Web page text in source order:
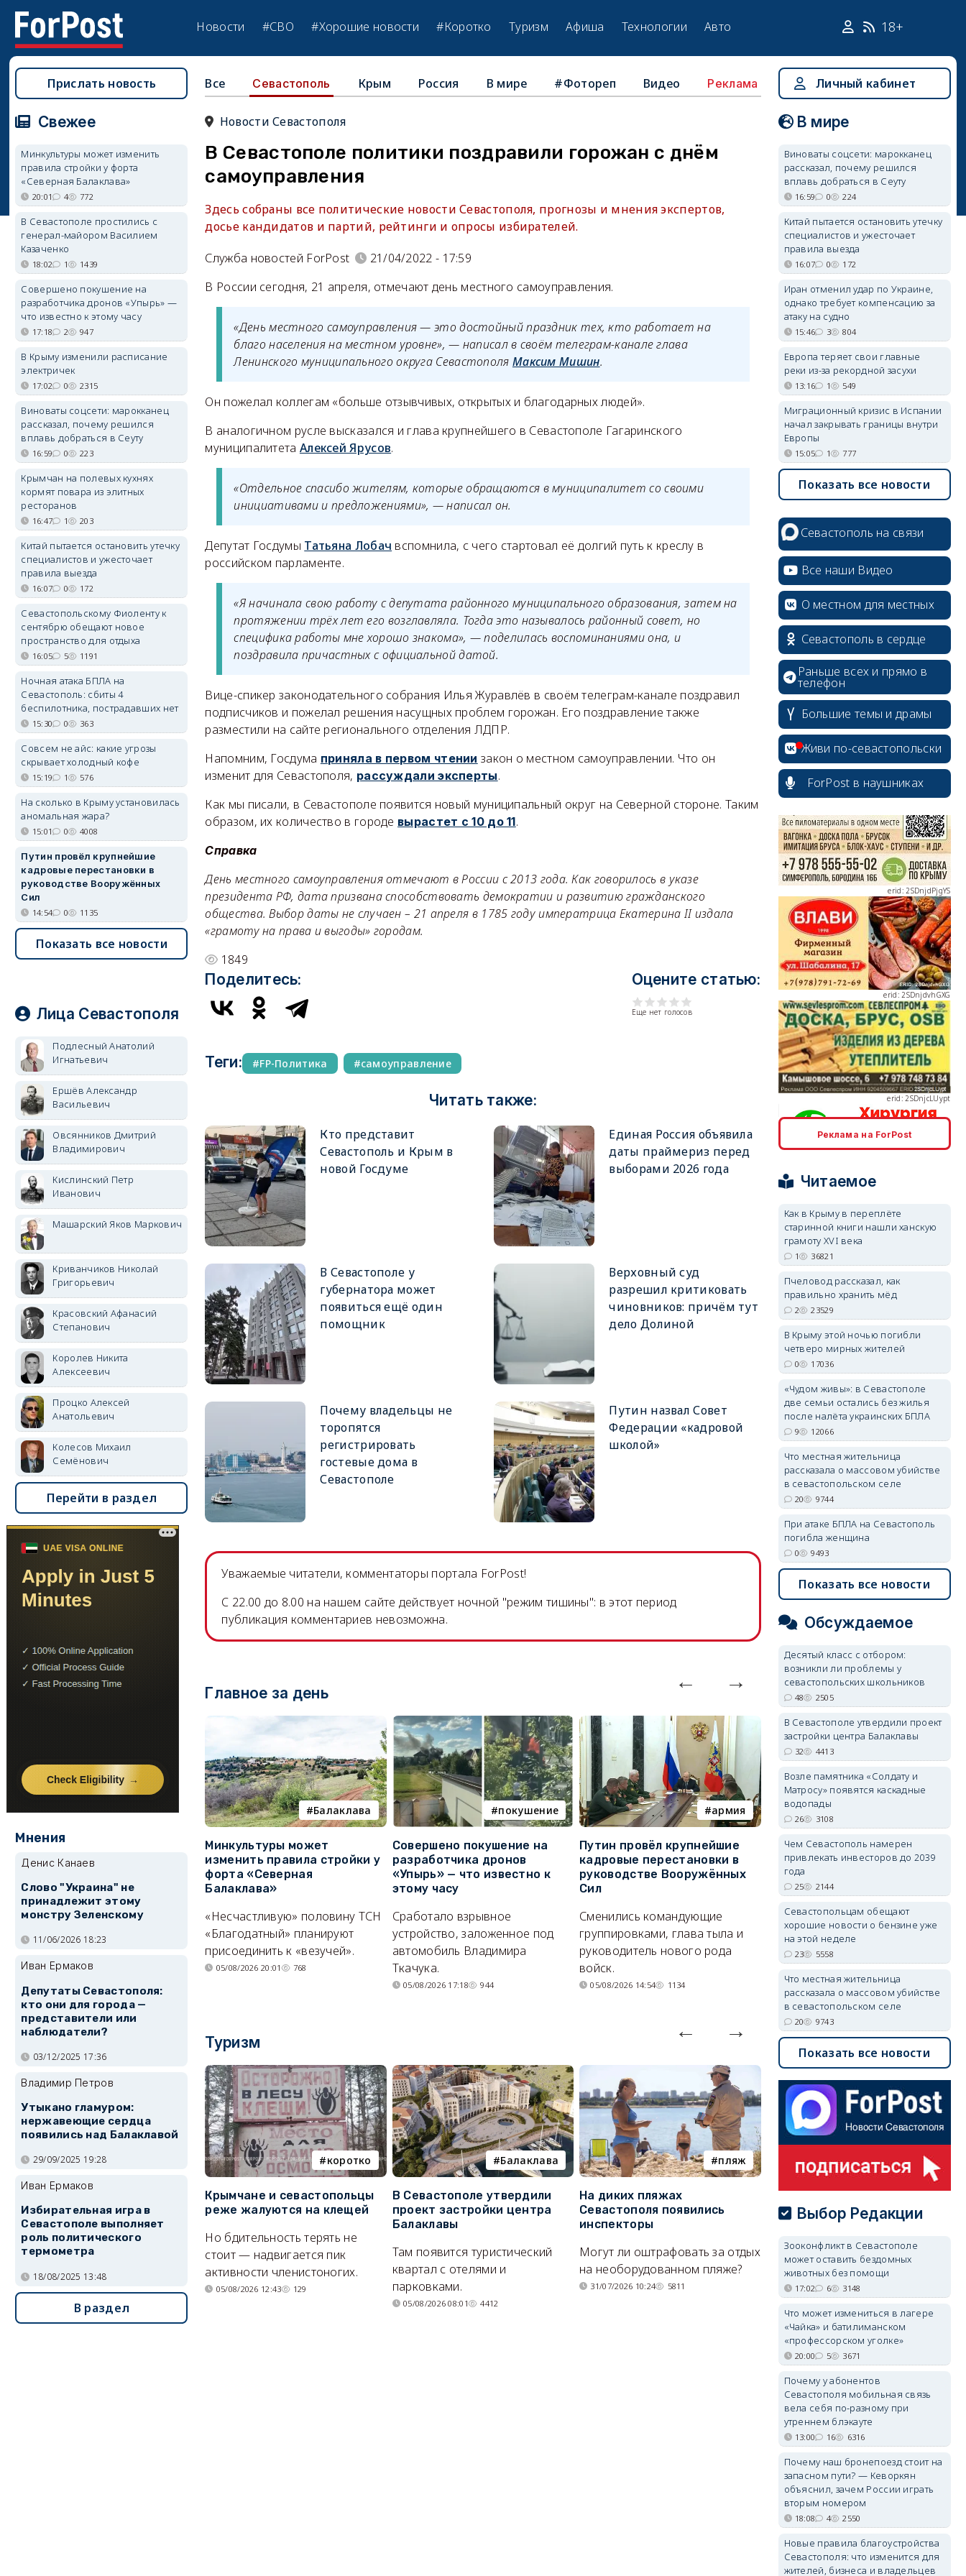
Новости #СВО #Хорошие новости #Коротко Туризм Афиша Технологии Авто 18+
Все Севастополь Крым Россия В мире #Фотореп Видео Реклама
Новости Севастополя
В Севастополе политики поздравили горожан с днём
самоуправления
Здесь собраны все политические новости Севастополя, прогнозы и мнения экспертов,
досье кандидатов и партий, рейтинги и опросы избирателей.
Служба новостей ForPost
21/04/2022 - 17:59
В России сегодня, 21 апреля, отмечают день местного самоуправления.
«День местного самоуправления — это достойный праздник тех, кто работает на
благо населения на местном уровне», — написал в своём телеграм-канале глава
Ленинского муниципального округа Севастополя Максим Мишин.
Он пожелал коллегам «больше отзывчивых, открытых и благодарных людей».
В аналогичном русле высказался и глава крупнейшего в Севастополе Гагаринского
муниципалитета Алексей Ярусов.
«Отдельное спасибо жителям, которые обращаются в муниципалитет со своими
инициативами и предложениями», — написал он.
Депутат Госдумы Татьяна Лобач вспомнила, с чего стартовал её долгий путь к креслу в
российском парламенте.
«Я начинала свою работу с депутата районного муниципального образования, затем на
протяжении трёх лет его возглавляла. Тогда это называлось районный совет, но
специфика работы мне хорошо знакома», — поделилась воспоминаниями она, и
поздравила причастных с официальной датой.
Вице-спикер законодательного собрания Илья Журавлёв в своём телеграм-канале поздравил
подписчиков и пожелал решения насущных проблем горожан. Его поздравление также
разместили на сайте регионального отделения ЛДПР.
Напомним, Госдума приняла в первом чтении закон о местном самоуправлении. Что он
изменит для Севастополя, рассуждали эксперты.
Как мы писали, в Севастополе появится новый муниципальный округ на Северной стороне. Таким
образом, их количество в городе вырастет с 10 до 11.
Справка
День местного самоуправления отмечают в России с 2013 года. Как говорилось в указе
президента РФ, дата призвана способствовать демократии и развитию гражданского
общества. Выбор даты не случаен – 21 апреля в 1785 году императрица Екатерина II издала
«грамоту на права и выгоды» городам.
1849
Поделитесь: Оцените статью:
Еще нет голосов
Теги: FP-Политика самоуправление
Читать также:
Кто представит
Севастополь и Крым в
новой Госдуме
Единая Россия объявила
даты праймериз перед
выборами 2026 года
В Севастополе у
губернатора может
появиться ещё один
помощник
Верховный суд
разрешил критиковать
чиновников: причём тут
дело Долиной
Почему владельцы не
торопятся
регистрировать
гостевые дома в
Севастополе
Путин назвал Совет
Федерации «кадровой
школой»
Уважаемые читатели, комментаторы портала ForPost!
C 22.00 до 8.00 на нашем сайте действует ночной "режим тишины": в этот период
публикация комментариев невозможна.
Главное за день
Балаклава
Минкультуры может
изменить правила стройки у
форта «Северная
Балаклава»
«Несчастливую» половину ТСН
«Благодатный» планируют
присоединить к «везучей».
05/08/2026 20:01 768
покушение
Совершено покушение на
разработчика дронов
«Упырь» — что известно к
этому часу
Сработало взрывное
устройство, заложенное под
автомобиль Владимира
Ткачука.
05/08/2026 17:18 944
армия
Путин провёл крупнейшие
кадровые перестановки в
руководстве Вооружённых
Сил
Сменились командующие
группировками, глава тыла и
руководитель нового рода
войск.
05/08/2026 14:54 1134
В Севастополе утвердили
проект застройки центра
Балаклавы
квартал с отелями и
парковками.
05/08/2026 08:01
Туризм
коротко
Крымчане и севастопольцы
реже жалуются на клещей
Но бдительность терять не
стоит — надвигается пик
активности членистоногих.
05/08/2026 12:43 129
Балаклава
В Севастополе утвердили
проект застройки центра
Балаклавы
Там появится туристический
квартал с отелями и
парковками.
05/08/2026 08:01 4412
пляж
На диких пляжах
Севастополя появились
инспекторы
Могут ли оштрафовать за отдых
на необорудованном пляже?
31/07/2026 10:24 5811
туризм
Двух москвичей на
сапбордах унесло от берега
Крыма на километр в море
Спасатели благополучно
вернули туристов обратно на
сушу.
Прислать новость
Свежее
Минкультуры может изменить
правила стройки у форта
«Северная Балаклава»
20:01 4 772
В Севастополе простились с
генерал-майором Василием
Казаченко
18:02 1 1439
Совершено покушение на
разработчика дронов «Упырь» —
что известно к этому часу
17:18 2 947
В Крыму изменили расписание
электричек
17:02 0 2315
Виноваты соцсети: марокканец
рассказал, почему решился
вплавь добраться в Сеуту
16:59 0 223
Крымчан на полевых кухнях
кормят повара из элитных
ресторанов
16:47 1 203
Китай пытается остановить утечку
специалистов и ужесточает
правила выезда
16:07 0 172
Севастопольскому Фиоленту к
сентябрю обещают новое
пространство для отдыха
16:05 5 1191
Ночная атака БПЛА на
Севастополь: сбиты 4
беспилотника, пострадавших нет
15:30 0 363
Совсем не айс: какие угрозы
скрывает холодный кофе
15:19 1 576
На сколько в Крыму установилась
аномальная жара?
15:01 0 4008
Путин провёл крупнейшие
кадровые перестановки в
руководстве Вооружённых
Сил
14:54 0 1135
Показать все новости
Лица Севастополя
Подлесный Анатолий
Игнатьевич
Ершёв Александр
Васильевич
Овсянников Дмитрий
Владимирович
Кислинский Петр
Иванович
Машарский Яков Маркович
Криванчиков Николай
Григорьевич
Красовский Афанасий
Степанович
Королев Никита
Алексеевич
Процко Алексей
Анатольевич
Колесов Михаил
Семёнович
Перейти в раздел
Мнения
Денис Канаев
Слово "Украина" не
принадлежит этому
монстру Зеленскому
11/06/2026 18:23
Иван Ермаков
Депутаты Севастополя:
кто они для города —
представители или
наблюдатели?
03/12/2025 17:36
Владимир Петров
Утыкано гламуром:
нержавеющие сердца
появились над Балаклавой
29/09/2025 19:28
Иван Ермаков
Избирательная игра в
Севастополе выполняет
роль политического
термометра
18/08/2025 13:48
В раздел
Личный кабинет
В мире
Виноваты соцсети: марокканец
рассказал, почему решился
вплавь добраться в Сеуту
16:59 0 224
Китай пытается остановить утечку
специалистов и ужесточает
правила выезда
16:07 0 172
Иран отменил удар по Украине,
однако требует компенсацию за
атаку на судно
15:46 3 804
Европа теряет свои главные
реки из-за рекордной засухи
13:16 1 549
Миграционный кризис в Испании
начал закрывать границы внутри
Европы
15:05 1 777
Показать все новости
Севастополь на связи
Все наши Видео
О местном для местных
Севастополь в сердце
Раньше всех и прямо в
телефон
Большие темы и драмы
Живи по-севастопольски
ForPost в наушниках
erid: 2SDnjcrDNw6
erid: 2SDnjdPjgYS
erid: 2SDnjdvhGXG
erid: 2SDnjcLUypt
erid: 2SDnjcrDNw6
Реклама на ForPost
Читаемое
Как в Крыму в переплёте
старинной книги нашли ханскую
грамоту XVI века
1 36821
Пчеловод рассказал, как
правильно хранить мёд
2 23529
В Крыму этой ночью погибли
четверо мирных жителей
0 17036
«Чудом живы»: в Севастополе
две семьи остались без жилья
после налёта украинских БПЛА
9 12066
Что местная жительница
рассказала о массовом убийстве
в севастопольском селе
20 9744
При атаке БПЛА на Севастополь
погибла женщина
0 9493
Показать все новости
Обсуждаемое
Десятый класс с отбором:
возникли ли проблемы у
севастопольских школьников
48 2505
В Севастополе утвердили проект
застройки центра Балаклавы
32 4413
Возле памятника «Солдату и
Матросу» появятся каскадные
водопады
26 3108
Чем Севастополь намерен
привлекать инвесторов до 2039
года
25 2144
Севастопольцам обещают
хорошие новости о бензине уже
на этой неделе
23 5558
Что местная жительница
рассказала о массовом убийстве
в севастопольском селе
20 9743
Показать все новости
Выбор Редакции
Зооконфликт в Севастополе
может оставить бездомных
животных без помощи
17:02 6 3148
Что может измениться в лагере
«Чайка» и батилиманском
«профессорском уголке»
20:00 5 3671
Почему у абонентов
Севастополя мобильная связь
вела себя по-разному при
утреннем блэкауте
13:00 16 6316
Почему наш бронепоезд стоит на
запасном пути? — Кеворкян
объяснил, зачем России играть
вторым номером
18:08 4 2550
Новые правила благоустройства
Севастополя: что изменится для
жителей, бизнеса и владельцев